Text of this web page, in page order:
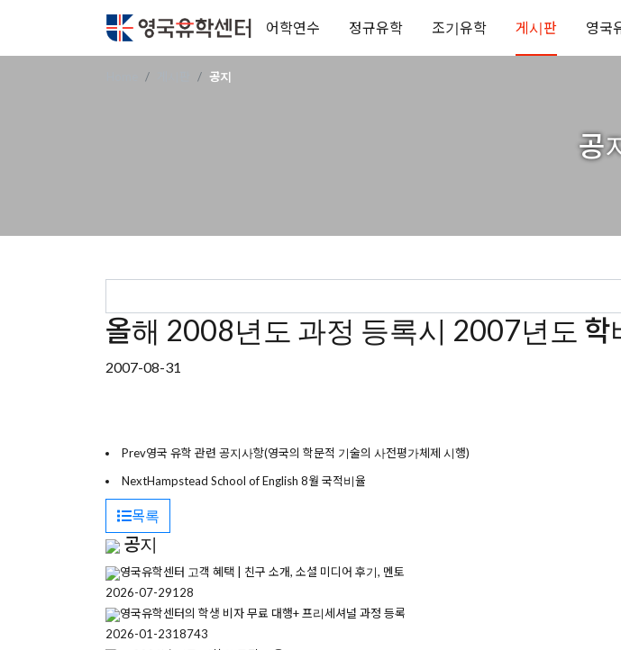
어학연수 정규유학 조기유학 게시판 영국
공지
공
올해 2008년도 과정 등록시 2007년도
2007-08-31
Prev영국 유학 관련 공지사항(영국의 학문적 기술의 사전평가체제 시행)
NextHampstead School of English 8월 국적비율
목록
공지
영국유학센터 고객 혜택 | 친구 소개, 소셜 미디어 후기, 멘토
2026-07-29128
영국유학센터의 학생 비자 무료 대행+ 프리세셔널 과정 등록
2026-01-2318743